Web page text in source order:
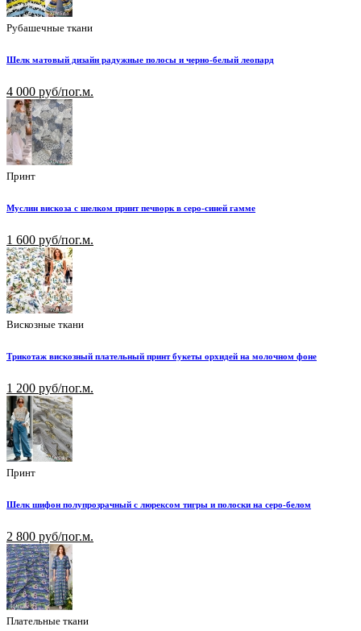
Рубашечные ткани
Шелк матовый дизайн радужные полосы и черно-белый леопард
4 000 руб/пог.м.
Принт
Муслин вискоза с шелком принт печворк в серо-синей гамме
1 600 руб/пог.м.
Вискозные ткани
Трикотаж вискозный плательный принт букеты орхидей на молочном фоне
1 200 руб/пог.м.
Принт
Шелк шифон полупрозрачный с люрексом тигры и полоски на серо-белом
2 800 руб/пог.м.
Плательные ткани